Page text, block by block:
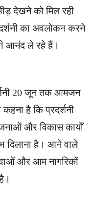
देखने को मिल रही
का अवलोकन करने
आनंद ले रहे हैं।
20 जून तक आमजन
है कि प्रदर्शनी
और विकास कार्यों
दिलाना है। आने वाले
युवाओं और आम नागरिकों